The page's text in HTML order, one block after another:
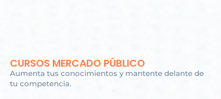
CURSOS MERCADO PÚBLICO
Aumenta tus conocimientos y mantente delante de
tu competencia.